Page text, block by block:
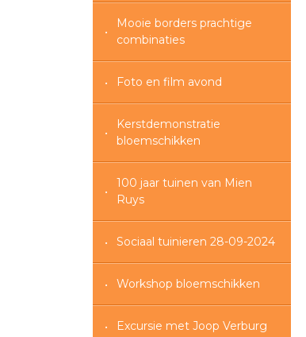
Mooie borders prachtige
combinaties
Foto en film avond
Kerstdemonstratie
bloemschikken
100 jaar tuinen van Mien
Ruys
Sociaal tuinieren 28-09-2024
Workshop bloemschikken
Excursie met Joop Verburg